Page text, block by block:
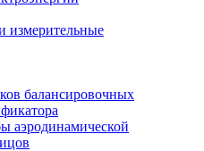
измерительные
балансировочных
аэродинамической